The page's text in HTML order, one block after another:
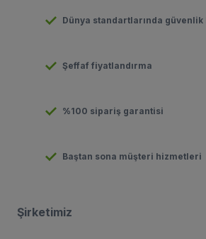
Dünya standartlarında
Şeffaf fiyatlandırma
%100 sipariş garantisi
Baştan sona müşteri hizmetleri
Şirketimiz